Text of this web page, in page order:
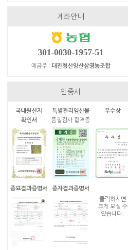
계좌안내
301-0030-1957-51
예금주 : 대관령산양산삼영농조합
인증서
국내원산지
확인서
특별관리임산물
품질검사 합격증
우수상
종묘결과증명서
종자결과증명서
클릭하시면
크게 보실 수
있습니다.